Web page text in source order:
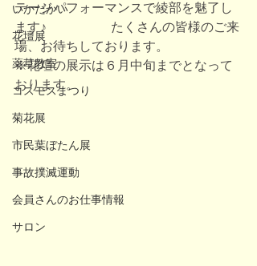
いかだかい
花壇展
薬草教室
コスモスまつり
菊花展
市民葉ぼたん展
事故撲滅運動
会員さんのお仕事情報
サロン
テージパフォーマンスで綾部を魅了し
ます♪　　　　　たくさんの皆様のご来
場、お待ちしております。
※花壇の展示は６月中旬までとなって
おります。